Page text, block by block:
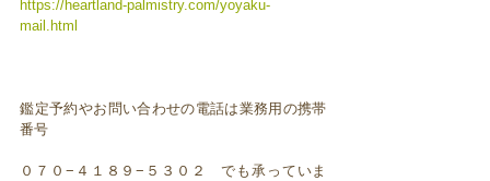
https://heartland-palmistry.com/yoyaku-
mail.html
鑑定予約やお問い合わせの電話は業務用の携帯
番号
０７０−４１８９−５３０２ でも承っていま